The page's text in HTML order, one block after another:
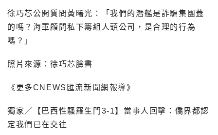
徐巧芯公開質問黃曙光：「我們的潛艦是詐騙集團蓋
的嗎？海軍顧問私下籌組人頭公司，是合理的行為
嗎？」
照片來源：徐巧芯臉書
《更多CNEWS匯流新聞網報導》
獨家／【巴西性騷羅生門3-1】當事人回擊：僑界都認
定我們已在交往